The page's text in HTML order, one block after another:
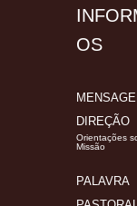
OS
DIREÇÃO
Orientações
Missão
PALAVRA